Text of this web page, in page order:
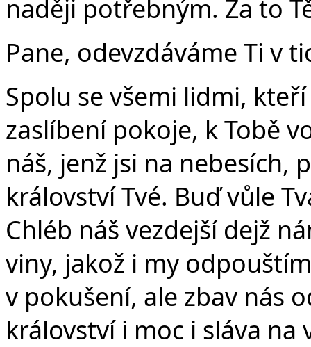
naději potřebným. Za to
Pane, odevzdáváme Ti v
Spolu se všemi lidmi,
zaslíbení pokoje, k Tobě
náš, jenž jsi na nebesích,
království Tvé. Buď vůle
Chléb náš vezdejší dejž
viny, jakož i my
v pokušení, ale zbav nás
království i moc i sláva na